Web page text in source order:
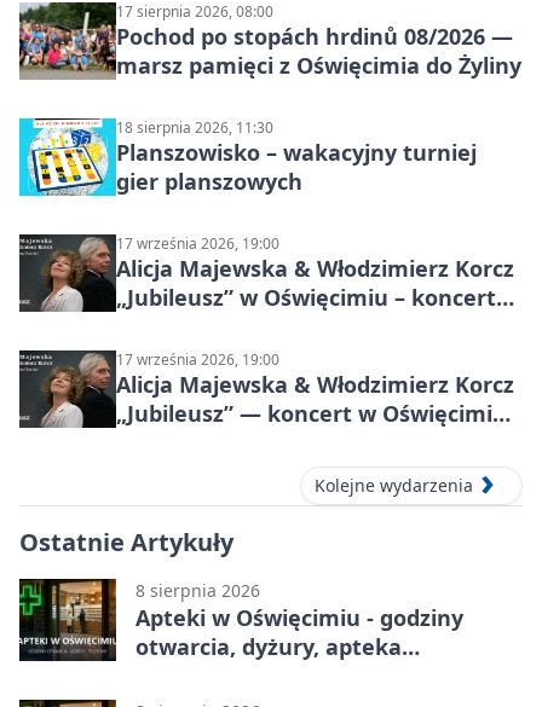
17 sierpnia 2026, 08:00
Pochod po stopách hrdinů 08/2026 —
marsz pamięci z Oświęcimia do Żyliny
18 sierpnia 2026, 11:30
Planszowisko – wakacyjny turniej
gier planszowych
17 września 2026, 19:00
Alicja Majewska & Włodzimierz Korcz
„Jubileusz” w Oświęcimiu – koncert
17 września 2026, 19:00
Alicja Majewska & Włodzimierz Korcz
„Jubileusz” — koncert w Oświęcimiu,
Kolejne wydarzenia
Ostatnie Artykuły
8 sierpnia 2026
Apteki w Oświęcimiu - godziny
otwarcia, dyżury, apteka